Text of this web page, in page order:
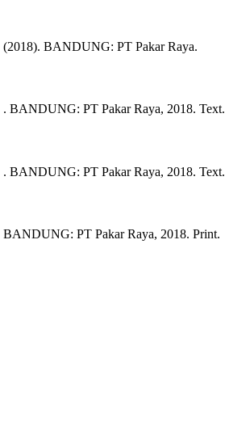
(2018). BANDUNG: PT Pakar Raya.
. BANDUNG: PT Pakar Raya, 2018. Text.
. BANDUNG: PT Pakar Raya, 2018. Text.
BANDUNG: PT Pakar Raya, 2018. Print.